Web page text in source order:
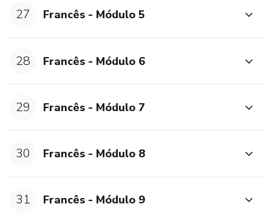
27 Francês - Módulo 5
28 Francês - Módulo 6
29 Francês - Módulo 7
30 Francês - Módulo 8
31 Francês - Módulo 9